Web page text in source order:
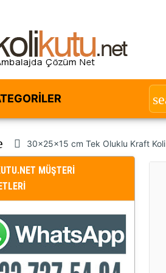
30x25x15 cm Tek Oluklu Kraft Koli
MÜŞTERİ